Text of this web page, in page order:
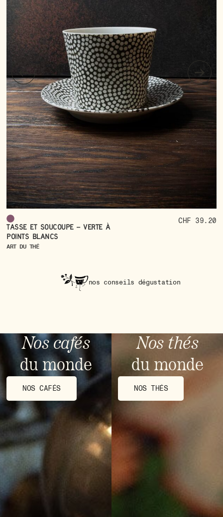
Tasse et soucoupe – verte à
points blancs
ART DU THÉ
CHF 39.20
nos conseils dégustation
Nos cafés
du monde
NOS CAFÉS
Nos thés
du monde
NOS THÉS